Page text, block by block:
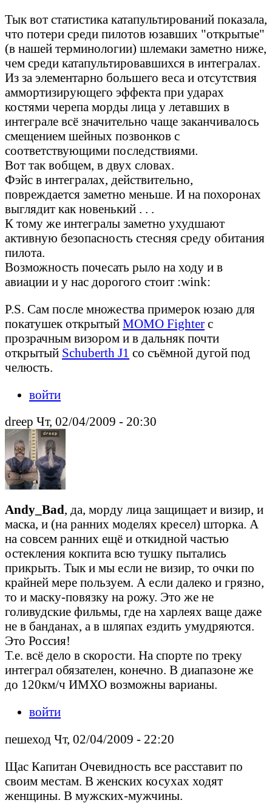
Тык вот статистика катапультирований показала,
что потери среди пилотов юзавших "открытые"
(в нашей терминологии) шлемаки заметно ниже,
чем среди катапультировавшихся в интегралах.
Из за элементарно большего веса и отсутствия
аммортизирующего эффекта при ударах
костями черепа морды лица у летавших в
интеграле всё значительно чаще заканчивалось
смещением шейных позвонков с
соответствующими последствиями.
Вот так вобщем, в двух словах.
Фэйс в интегралах, действительно,
повреждается заметно меньше. И на похоронах
выглядит как новенький . . .
К тому же интегралы заметно ухудшают
активную безопасность стесняя среду обитания
пилота.
Возможность почесать рыло на ходу и в
авиации и у нас дорогого стоит :wink:
P.S. Сам после множества примерок юзаю для
покатушек открытый MOMO Fighter с
прозрачным визором и в дальняк почти
открытый Schuberth J1 со съёмной дугой под
челюсть.
войти
drееp Чт, 02/04/2009 - 20:30
Andy_Bad, да, морду лица защищает и визир, и
маска, и (на ранних моделях кресел) шторка. А
на совсем ранних ещё и откидной частью
остекления кокпита всю тушку пытались
прикрыть. Тык и мы если не визир, то очки по
крайней мере пользуем. А если далеко и грязно,
то и маску-повязку на рожу. Это же не
голивудские фильмы, где на харлеях ваще даже
не в банданах, а в шляпах ездить умудряются.
Это Россия!
Т.е. всё дело в скорости. На спорте по треку
интеграл обязателен, конечно. В диапазоне же
до 120км/ч ИМХО возможны варианы.
войти
пешеход Чт, 02/04/2009 - 22:20
Щас Капитан Очевидность все расставит по
своим местам. В женских косухах ходят
женщины. В мужских-мужчины.